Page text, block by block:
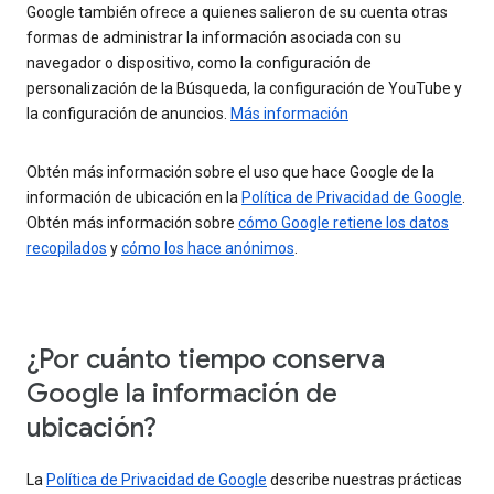
Google también ofrece a quienes salieron de su cuenta otras
formas de administrar la información asociada con su
navegador o dispositivo, como la configuración de
personalización de la Búsqueda, la configuración de YouTube y
la configuración de anuncios. Más información
Obtén más información sobre el uso que hace Google de la
información de ubicación en la Política de Privacidad de Google.
Obtén más información sobre cómo Google retiene los datos
recopilados ycómo los hace anónimos.
¿Por cuánto tiempo conserva
Google la información de
ubicación?
La Política de Privacidad de Google describe nuestras prácticas